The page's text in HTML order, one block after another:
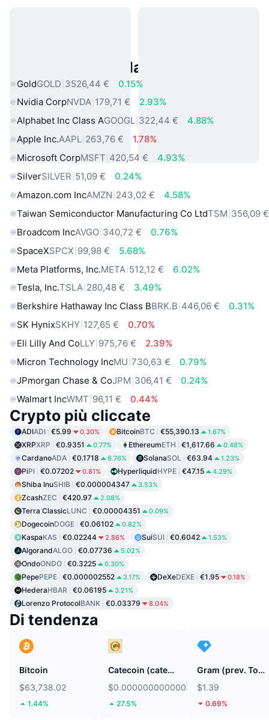
Asset reali popolari
GoldGOLD 3526,44 €
0.15%
Nvidia CorpNVDA 179,71 €
2.93%
Alphabet Inc Class AGOOGL 322,44 €
4.88%
Apple Inc.AAPL 263,76 €
1.78%
Microsoft CorpMSFT 420,54 €
4.93%
SilverSILVER 51,09 €
0.24%
Amazon.com IncAMZN 243,02 €
4.58%
Taiwan Semiconductor Manufacturing Co LtdTSM 356,09 €
Broadcom IncAVGO 340,72 €
0.76%
SpaceXSPCX 99,98 €
5.68%
Meta Platforms, Inc.META 512,12 €
6.02%
Tesla, Inc.TSLA 280,48 €
3.49%
Berkshire Hathaway Inc Class BBRK.B 446,06 €
0.31%
SK HynixSKHY 127,65 €
0.70%
Eli Lilly And CoLLY 975,76 €
2.39%
Micron Technology IncMU 730,63 €
0.79%
JPmorgan Chase & CoJPM 306,41 €
0.24%
Walmart IncWMT 96,11 € 0.44%
Crypto più cliccate
ADIADI €5.99 0.30% BitcoinBTC €55,390.13 1.67%
XRPXRP €0.9351 0.77% EthereumETH €1,617.66 0.48%
CardanoADA €0.1718 6.76% SolanaSOL €63.94 1.23%
PiPI €0.07202 0.81% HyperliquidHYPE €47.15 4.29%
Shiba InuSHIB €0.000004347 3.53%
ZcashZEC €420.97 2.08%
Terra ClassicLUNC €0.00004351 0.09%
DogecoinDOGE €0.06102 0.82%
KaspaKAS €0.02244 2.86% SuiSUI €0.6042 1.53%
AlgorandALGO €0.07736 5.02%
OndoONDO €0.3225 0.30%
PepePEPE €0.000002552 3.17% DeXeDEXE €1.95 0.18%
HederaHBAR €0.06195 3.21%
Lorenzo ProtocolBANK €0.03379 8.04%
Di tendenza
Bitcoin
$63,738.02
1.44%
Catecoin (catecoin.shop)
$0.0000000000003796
27.5%
Gram (prev. Toncoin)
$1.39
0.69%